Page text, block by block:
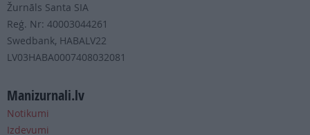
Žurnāls Santa SIA
Reģ. Nr: 40003044261
Swedbank, HABALV22
LV03HABA0007408032081
Manizurnali.lv
Notikumi
Izdevumi